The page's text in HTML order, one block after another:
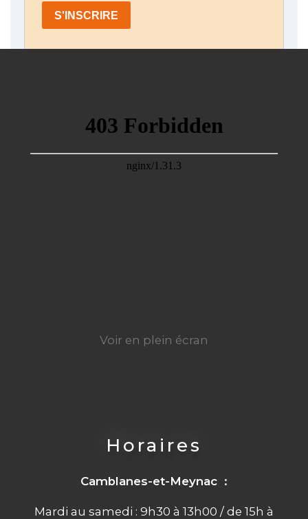
Voir en plein écran
Horaires
Camblanes-et-Meynac :
Mardi au samedi : 9h30 à 13h00 / de 15h à